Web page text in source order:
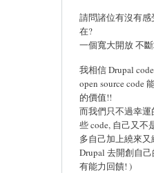
請問諸位有沒有感
在?
一個寬大開放 不
我相信 Drupal
open source code
的價值!!
而我們只不過幸
些 code, 自己又不
多自己加上繞來
Drupal 去開創自
有能力回饋! )